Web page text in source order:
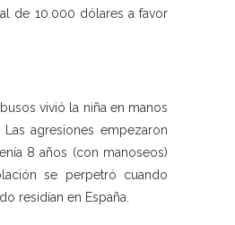
de 10.000 dólares a favor
vivió la niña en manos
agresiones empezaron
8 años (con manoseos)
se perpetró cuando
residían en España.